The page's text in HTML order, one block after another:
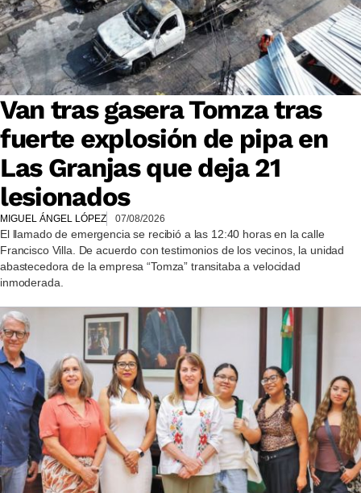
Van tras gasera Tomza tras
fuerte explosión de pipa en
Las Granjas que deja 21
lesionados
MIGUEL ÁNGEL LÓPEZ 07/08/2026
El llamado de emergencia se recibió a las 12:40 horas en la calle
Francisco Villa. De acuerdo con testimonios de los vecinos, la unidad
abastecedora de la empresa “Tomza” transitaba a velocidad
inmoderada.